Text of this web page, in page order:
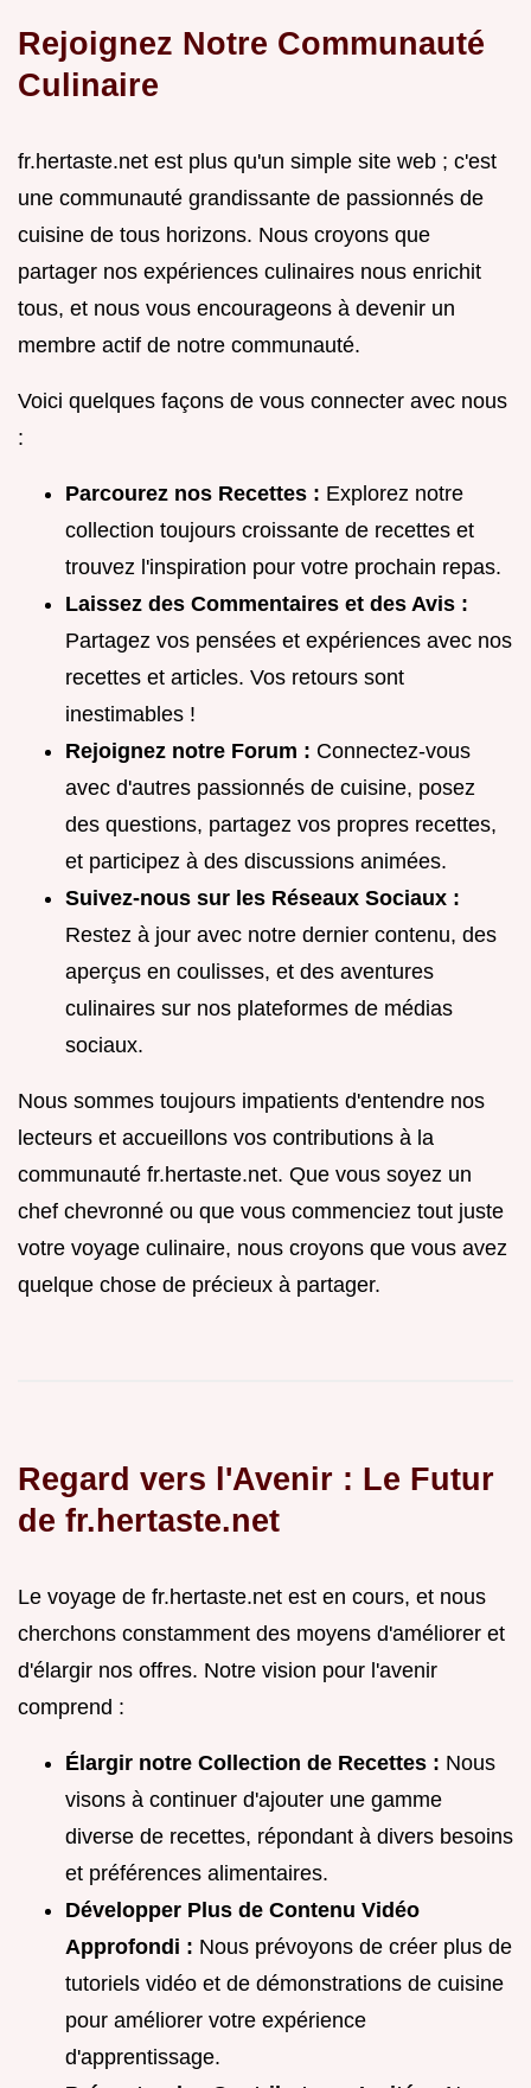
Rejoignez Notre Communauté
Culinaire
fr.hertaste.net est plus qu'un simple site web ; c'est
une communauté grandissante de passionnés de
cuisine de tous horizons. Nous croyons que
partager nos expériences culinaires nous enrichit
tous, et nous vous encourageons à devenir un
membre actif de notre communauté.
Voici quelques façons de vous connecter avec nous
:
Parcourez nos Recettes : Explorez notre
collection toujours croissante de recettes et
trouvez l'inspiration pour votre prochain repas.
Laissez des Commentaires et des Avis :
Partagez vos pensées et expériences avec nos
recettes et articles. Vos retours sont
inestimables !
Rejoignez notre Forum : Connectez-vous
avec d'autres passionnés de cuisine, posez
des questions, partagez vos propres recettes,
et participez à des discussions animées.
Suivez-nous sur les Réseaux Sociaux :
Restez à jour avec notre dernier contenu, des
aperçus en coulisses, et des aventures
culinaires sur nos plateformes de médias
sociaux.
Nous sommes toujours impatients d'entendre nos
lecteurs et accueillons vos contributions à la
communauté fr.hertaste.net. Que vous soyez un
chef chevronné ou que vous commenciez tout juste
votre voyage culinaire, nous croyons que vous avez
quelque chose de précieux à partager.
Regard vers l'Avenir : Le Futur
de fr.hertaste.net
Le voyage de fr.hertaste.net est en cours, et nous
cherchons constamment des moyens d'améliorer et
d'élargir nos offres. Notre vision pour l'avenir
comprend :
Élargir notre Collection de Recettes : Nous
visons à continuer d'ajouter une gamme
diverse de recettes, répondant à divers besoins
et préférences alimentaires.
Développer Plus de Contenu Vidéo
Approfondi : Nous prévoyons de créer plus de
tutoriels vidéo et de démonstrations de cuisine
pour améliorer votre expérience
d'apprentissage.